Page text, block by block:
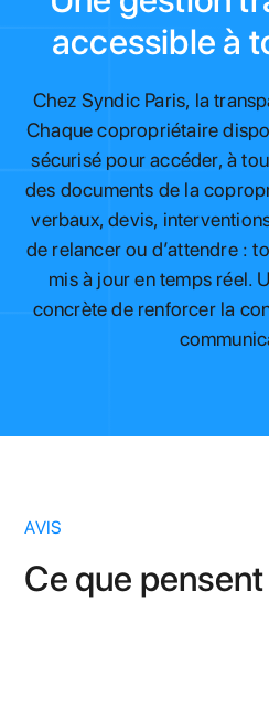
accessible à
Chez Syndic Paris, la
Chaque copropriétaire
sécurisé pour accéder, à
des documents de la
verbaux, devis,
de relancer ou d’attendre :
mis à jour en temps réel.
concrète de renforcer la
AVIS
Ce que